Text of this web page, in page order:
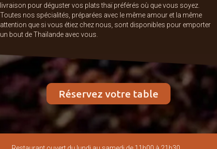
livraison pour déguster vos plats thaï préférés où que vous soyez.
Toutes nos spécialités, préparées avec le même amour et la même
attention que si vous étiez chez nous, sont disponibles pour emporter
un bout de Thaïlande avec vous.
Réservez votre table